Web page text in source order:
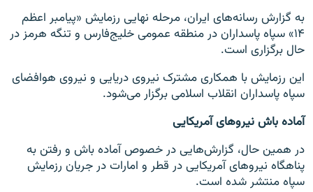
به گزارش رسانه‌های ایران، مرحله نهایی رزمایش «پیامبر اعظم
۱۴» سپاه پاسداران در منطقه عمومی خلیج‌فارس و تنگه هرمز در
حال برگزاری است.
این رزمایش با همکاری مشترک نیروی دریایی و نیروی هوافضای
سپاه پاسداران انقلاب اسلامی برگزار می‌شود.
آماده باش نیروهای آمریکایی
در همین حال، گزارش‌هایی در خصوص آماده باش و رفتن به
پناهگاه نیروهای آمریکایی در قطر و امارات در جریان رزمایش
سپاه منتشر شده است.